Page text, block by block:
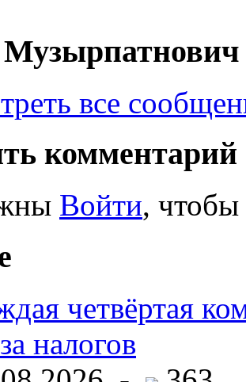
все
комментарий
Войти, чтобы
четвёртая
налогов